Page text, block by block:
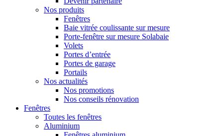
Nos produits
Fenêtres
Baie vitrée coulissante sur mesure
Porte-fenêtre sur mesure Solabaie
Volets
Portes d’entrée
Portes de garage
Portails
Nos actualités
Nos promotions
Nos conseils rénovation
Fenêtres
Toutes les fenêtres
Aluminium